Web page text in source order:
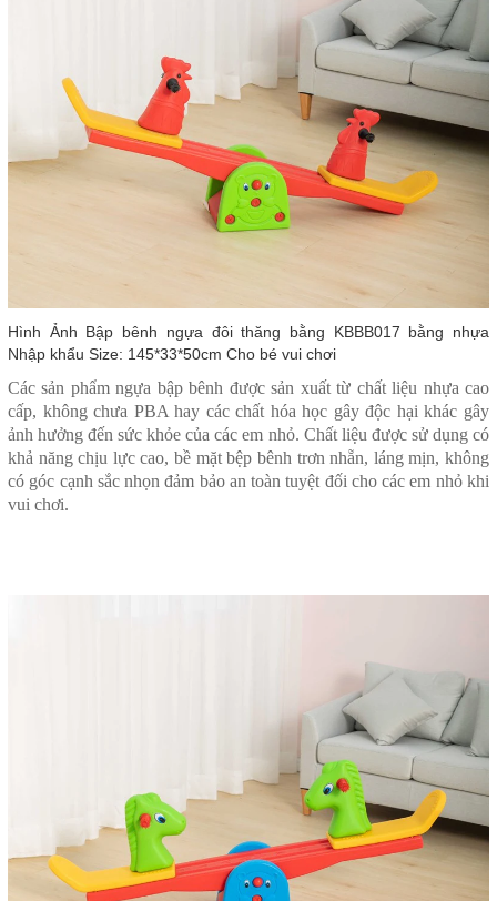
Hình Ảnh Bập bênh ngựa đôi thăng bằng KBBB017 bằng nhựa
Nhập khẩu Size: 145*33*50cm Cho bé vui chơi
Các sản phẩm ngựa bập bênh được sản xuất từ chất liệu nhựa cao
cấp, không chưa PBA hay các chất hóa học gây độc hại khác gây
ảnh hưởng đến sức khỏe của các em nhỏ. Chất liệu được sử dụng có
khả năng chịu lực cao, bề mặt bệp bênh trơn nhẵn, láng mịn, không
có góc cạnh sắc nhọn đảm bảo an toàn tuyệt đối cho các em nhỏ khi
vui chơi.